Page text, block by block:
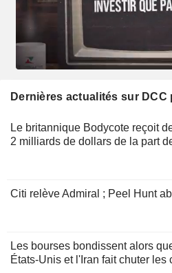
Dernières actualités sur DCC
Le britannique Bodycote reçoit
2 milliards de dollars de la part
Citi relève Admiral ; Peel Hunt
Les bourses bondissent alors
États-Unis et l'Iran fait chuter les